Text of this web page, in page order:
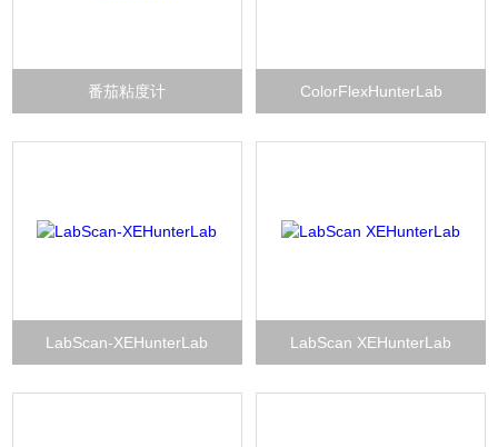
番茄粘度计 ColorFlexHunterLab
LabScan-XEHunterLab LabScan XEHunterLab